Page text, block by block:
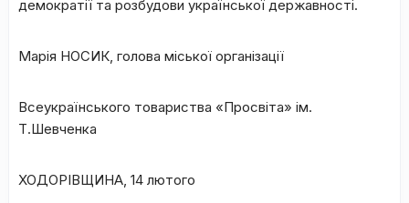
демократії та розбудови української державності.
Марія НОСИК, голова міської організації
Всеукраїнського товариства «Просвіта» ім.
Т.Шевченка
ХОДОРІВЩИНА, 14 лютого